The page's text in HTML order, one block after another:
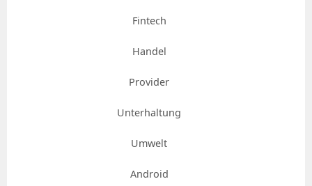
Fintech
Handel
Provider
Unterhaltung
Umwelt
Android